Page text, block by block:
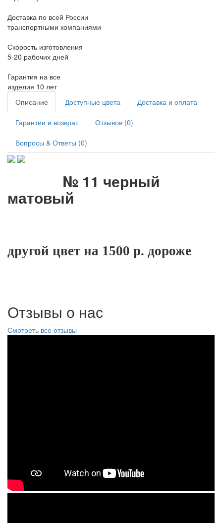
Доставка по всей России
транспортными компаниями
Скорость изготовления
5-20 рабочих дней
Гарантия на все
изделия 10 лет
Описание
Доступные цвета Доставка и оплата
Гарантии и возврат Отзывов (0)
Вопросы & Ответы (0)
№ 11 черный
матовый
другой цвет на 1500 р. дороже
Отзывы о нас
Смотреть все отзывы